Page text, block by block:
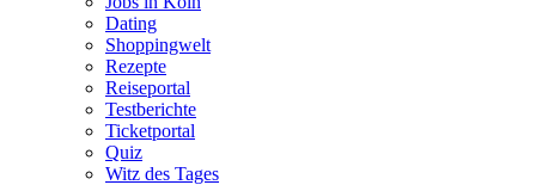
Dating
Shoppingwelt
Rezepte
Reiseportal
Testberichte
Ticketportal
Quiz
Witz des Tages